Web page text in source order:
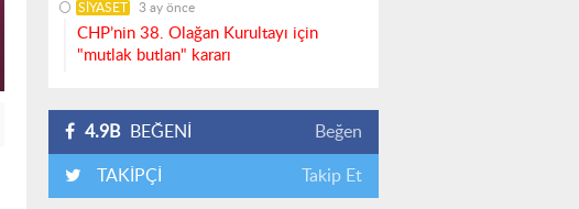
SİYASET 3 ay önce
CHP’nin 38. Olağan Kurultayı için
"mutlak butlan" kararı
4.9B BEĞENİ Beğen
TAKİPÇİ Takip Et